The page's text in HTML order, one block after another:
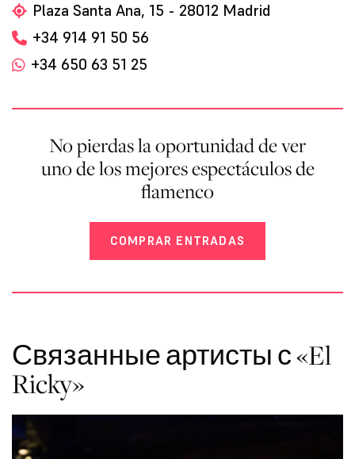
Plaza Santa Ana, 15 - 28012 Madrid
+34 914 91 50 56
+34 650 63 51 25
No pierdas la oportunidad de ver
uno de los mejores espectáculos de
flamenco
COMPRAR ENTRADAS
Связанные артисты с «El
Ricky»